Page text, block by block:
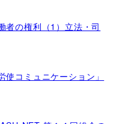
者の権利（1）立法・司
コミュニケーション」